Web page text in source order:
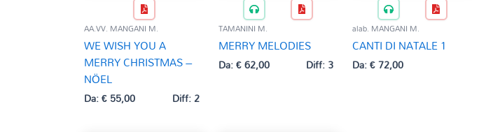
AA.VV. MANGANI M.
WE WISH YOU A
MERRY CHRISTMAS –
NÖEL
Da:€55,00 Diff: 2
TAMANINI M.
MERRY MELODIES
Da:€62,00 Diff: 3
alab. MANGANI M.
CANTI DI NATALE 1
Da:€72,00